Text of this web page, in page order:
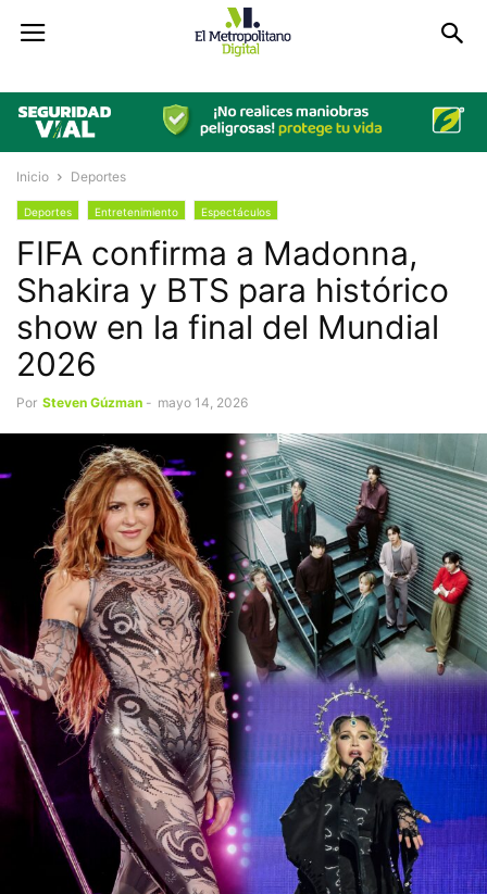
Inicio Deportes
Deportes Entretenimiento Espectáculos
FIFA confirma a Madonna,
Shakira y BTS para histórico
show en la final del Mundial
2026
Por Steven Gúzman - mayo 14, 2026